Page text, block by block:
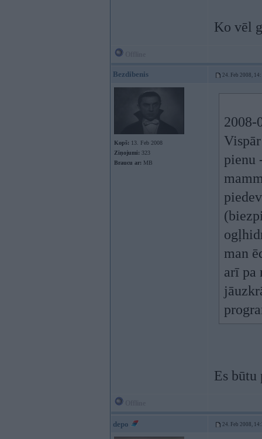
Ko vēl
Bezdibenis 24. Feb 2008,
Kopš: 13. Feb 2008
Ziņojumi: 323
Braucu ar: MB
2008-
pienu
man
arī pa
Es būtu
depo 24. Feb 2008,